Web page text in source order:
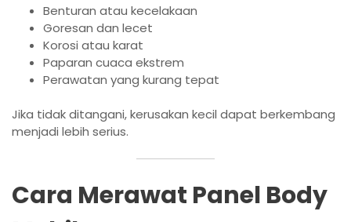
Benturan atau kecelakaan
Goresan dan lecet
Korosi atau karat
Paparan cuaca ekstrem
Perawatan yang kurang tepat
Jika tidak ditangani, kerusakan kecil dapat berkembang
menjadi lebih serius.
Cara Merawat Panel Body